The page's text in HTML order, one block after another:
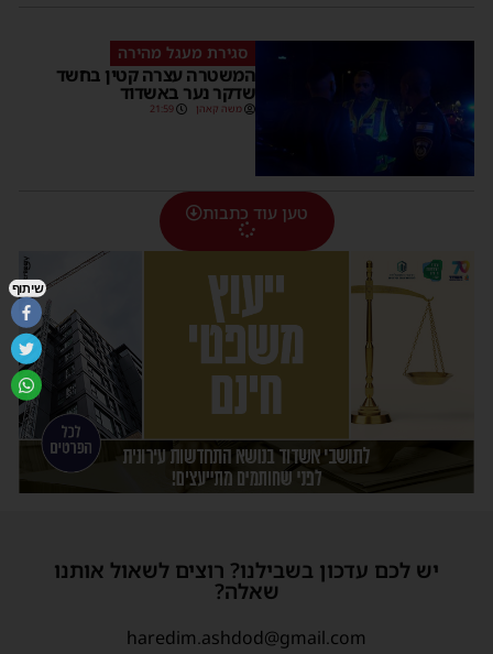
סגירת מעגל מהירה
המשטרה עצרה קטין בחשד
שדקר נער באשדוד
משה קאהן 21:59
טען עוד כתבות
יש לכם עדכון בשבילנו? רוצים לשאול אותנו
שאלה?
haredim.ashdod@gmail.com
שיתוף